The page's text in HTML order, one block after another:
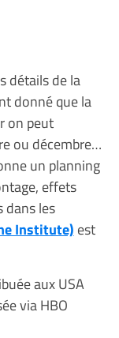
détails de la
donné que la
on peut
ou décembre…
un planning
effets
dans les
Institute) est
aux USA
via HBO